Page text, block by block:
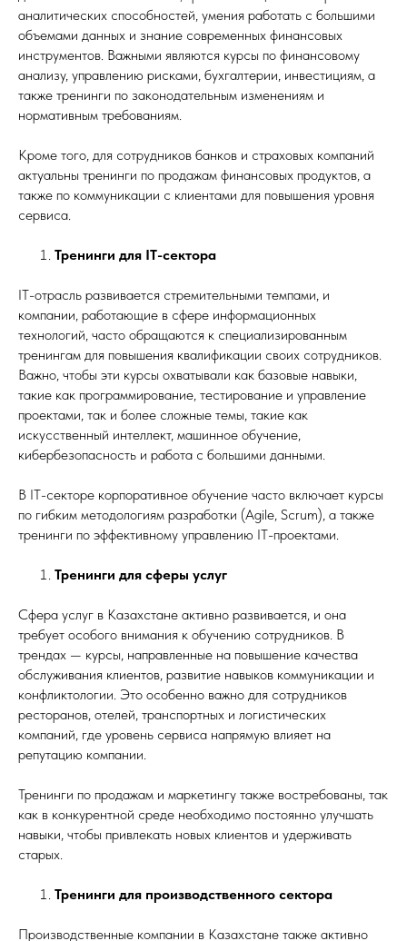
аналитических способностей, умения работать с большими
объемами данных и знание современных финансовых
инструментов. Важными являются курсы по финансовому
анализу, управлению рисками, бухгалтерии, инвестициям, а
также тренинги по законодательным изменениям и
нормативным требованиям.
Кроме того, для сотрудников банков и страховых компаний
актуальны тренинги по продажам финансовых продуктов, а
также по коммуникации с клиентами для повышения уровня
сервиса.
Тренинги для IT-сектора
IT-отрасль развивается стремительными темпами, и
компании, работающие в сфере информационных
технологий, часто обращаются к специализированным
тренингам для повышения квалификации своих сотрудников.
Важно, чтобы эти курсы охватывали как базовые навыки,
такие как программирование, тестирование и управление
проектами, так и более сложные темы, такие как
искусственный интеллект, машинное обучение,
кибербезопасность и работа с большими данными.
В IT-секторе корпоративное обучение часто включает курсы
по гибким методологиям разработки (Agile, Scrum), а также
тренинги по эффективному управлению IT-проектами.
Тренинги для сферы услуг
Сфера услуг в Казахстане активно развивается, и она
требует особого внимания к обучению сотрудников. В
трендах — курсы, направленные на повышение качества
обслуживания клиентов, развитие навыков коммуникации и
конфликтологии. Это особенно важно для сотрудников
ресторанов, отелей, транспортных и логистических
компаний, где уровень сервиса напрямую влияет на
репутацию компании.
Тренинги по продажам и маркетингу также востребованы, так
как в конкурентной среде необходимо постоянно улучшать
навыки, чтобы привлекать новых клиентов и удерживать
старых.
Тренинги для производственного сектора
Производственные компании в Казахстане также активно